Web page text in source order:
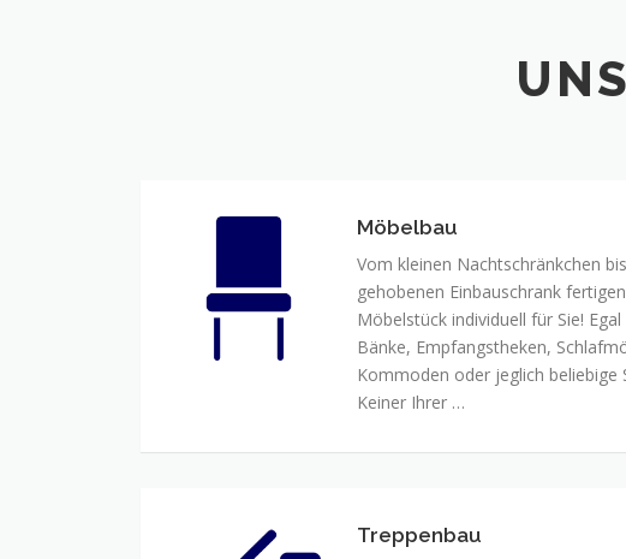
Möbelbau
Möbelbau
Vom kleinen Nachtschränkchen
gehobenen Einbauschrank
Möbelstück individuell für Sie!
Bänke, Empfangstheken,
Kommoden oder jeglich beliebige
Keiner Ihrer …
Treppenbau
Treppenbau